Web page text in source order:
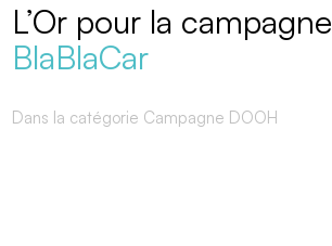
L’Or pour la campagne
BlaBlaCar
Dans la catégorie Campagne DOOH